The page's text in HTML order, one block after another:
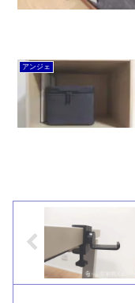
アンジェ